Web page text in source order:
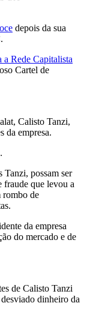
depois da sua
a Rede Capitalista
Cartel de
Calisto Tanzi,
da empresa.
Tanzi, possam ser
fraude que levou a
rombo de
da empresa
do mercado e de
de Calisto Tanzi
dinheiro da